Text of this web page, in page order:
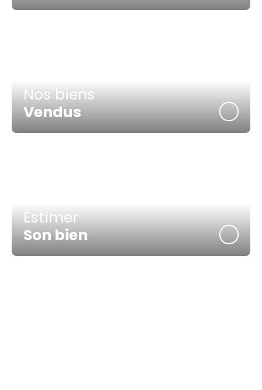
Nos biens
Vendus
Estimer
Son bien